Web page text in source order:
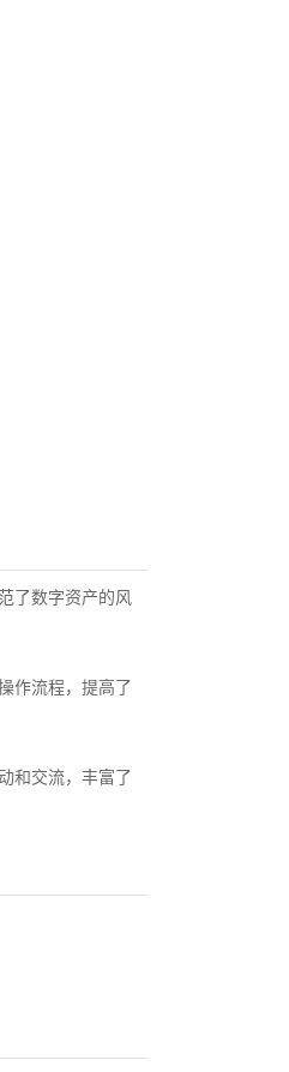
了数字资产的风
作流程，提高了
和交流，丰富了